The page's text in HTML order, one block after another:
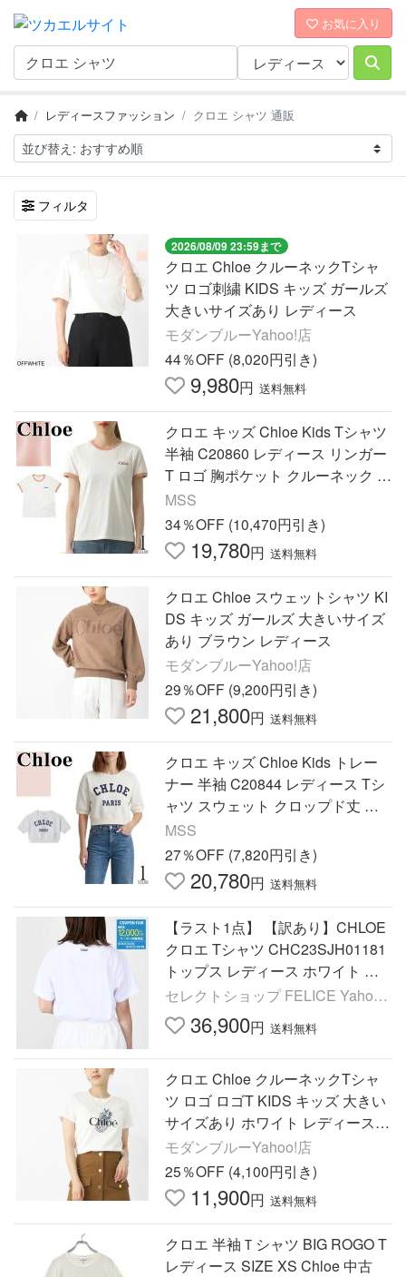
お気に入り
レディースファッション クロエ シャツ 通販
フィルタ
2026/08/09 23:59まで
クロエ Chloe クルーネックTシャ
ツ ロゴ刺繍 KIDS キッズ ガールズ
大きいサイズあり レディース
モダンブルーYahoo!店
44％OFF (8,020円引き)
9,980円 送料無料
クロエ キッズ Chloe Kids Tシャツ
半袖 C20860 レディース リンガー
T ロゴ 胸ポケット クルーネック 丸
首 コットン 綿100% ブランド カジ
ュアル 白 ホワイト
MSS
34％OFF (10,470円引き)
19,780円 送料無料
クロエ Chloe スウェットシャツ KI
DS キッズ ガールズ 大きいサイズ
あり ブラウン レディース
モダンブルーYahoo!店
29％OFF (9,200円引き)
21,800円 送料無料
クロエ キッズ Chloe Kids トレー
ナー 半袖 C20844 レディース Tシ
ャツ スウェット クロップド丈 ロ
ゴ クルーネック 丸首 コットン ブ
ランド カジュアル 白
MSS
27％OFF (7,820円引き)
20,780円 送料無料
【ラスト1点】 【訳あり】CHLOE
クロエ Tシャツ CHC23SJH01181
トップス レディース ホワイト 白
ブランド ロゴ コットン 半袖 カジ
ュアル 夏
セレクトショップ FELICE Yahoo!
店 36,900円 送料無料
クロエ Chloe クルーネックTシャ
ツ ロゴ ロゴT KIDS キッズ 大きい
サイズあり ホワイト レディース c
20855-117-offwhite
モダンブルーYahoo!店
25％OFF (4,100円引き)
11,900円 送料無料
クロエ 半袖Ｔシャツ BIG ROGO T
レディース SIZE XS Chloe 中古